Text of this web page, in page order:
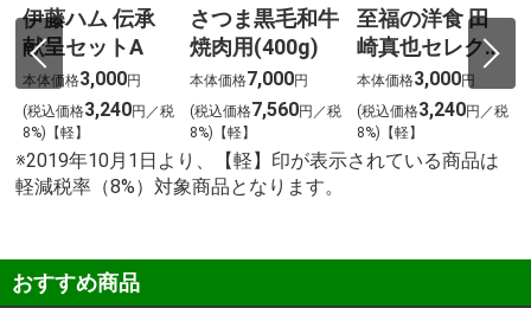
伊藤ハム 伝承
献呈セットA
本体価格3,000円
(税込価格3,240円／税
8%)【軽】
さつま黒毛和牛
焼肉用(400g)
本体価格7,000円
(税込価格7,560円／税
8%)【軽】
至福の洋食 田
崎真也セレクシ
ョン(12個)
本体価格3,000円
(税込価格3,240円／税
8%)【軽】
※2019年10月1日より、【軽】印が表示されている商品は
軽減税率（8%）対象商品となります。
おすすめ商品